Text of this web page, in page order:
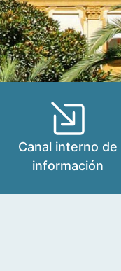
Canal interno de
información